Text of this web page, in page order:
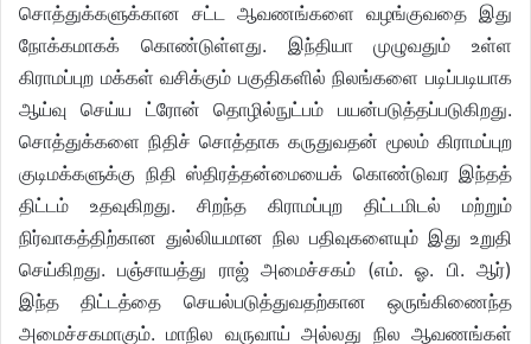
சொத்துக்களுக்கான சட்ட ஆவணங்களை வழங்குவதை இது
நோக்கமாகக் கொண்டுள்ளது. இந்தியா முழுவதும் உள்ள
கிராமப்புற மக்கள் வசிக்கும் பகுதிகளில் நிலங்களை படிப்படியாக
ஆய்வு செய்ய ட்ரோன் தொழில்நுட்பம் பயன்படுத்தப்படுகிறது.
சொத்துக்களை நிதிச் சொத்தாக கருதுவதன் மூலம் கிராமப்புற
குடிமக்களுக்கு நிதி ஸ்திரத்தன்மையைக் கொண்டுவர இந்தத்
திட்டம் உதவுகிறது. சிறந்த கிராமப்புற திட்டமிடல் மற்றும்
நிர்வாகத்திற்கான துல்லியமான நில பதிவுகளையும் இது உறுதி
செய்கிறது. பஞ்சாயத்து ராஜ் அமைச்சகம் (எம். ஓ. பி. ஆர்)
இந்த திட்டத்தை செயல்படுத்துவதற்கான ஒருங்கிணைந்த
அமைச்சகமாகும். மாநில வருவாய் அல்லது நில ஆவணங்கள்